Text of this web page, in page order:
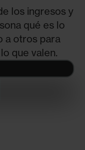
los ingresos y
qué es lo
a otros para
que valen.